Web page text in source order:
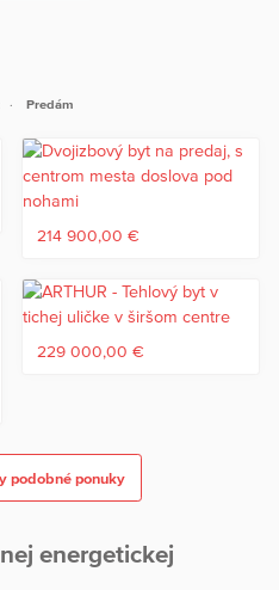
na Miletičovej ulici, tržnicu na
centrum VIVO, jazero
mýto. V lokalite je už
cena je 248.000 vrátane provízie
kontaktujte na čísle
Predám
214 900,00 €
229 000,00 €
podobné ponuky
energetickej